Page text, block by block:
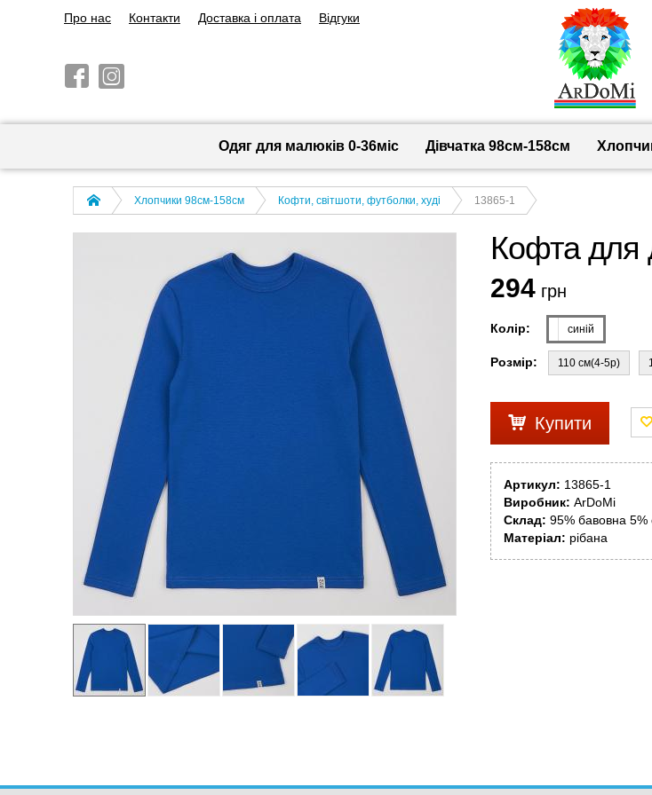
Про нас Контакти Доставка і оплата Відгуки
Одяг для малюків 0-36міс Дівчатка 98cм-158см
Хлопчики 98см-158см Кофти, світшоти, футболки, худі 13865-1
Кофта для
294 грн
Колір: синій
Розмір: 110 см(4-5р)
Купити
Артикул: 13865-1
Виробник: ArDoMi
Склад: 95% бавовна 5%
Матеріал: рібана